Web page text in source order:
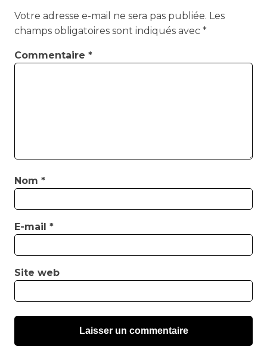
Votre adresse e-mail ne sera pas publiée. Les
champs obligatoires sont indiqués avec *
Commentaire *
Nom *
E-mail *
Site web